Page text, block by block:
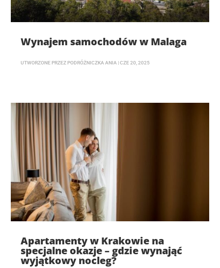
Wynajem samochodów w Malaga
UTWORZONE PRZEZ PODRÓŻNICZKA ANIA |CZE 20, 2025
Apartamenty w Krakowie na
specjalne okazje – gdzie wynająć
wyjątkowy nocleg?